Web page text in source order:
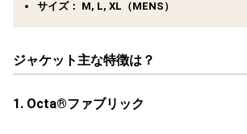
サイズ： M, L, XL（MENS）
ジャケット主な特徴は？
1. Octa®ファブリック